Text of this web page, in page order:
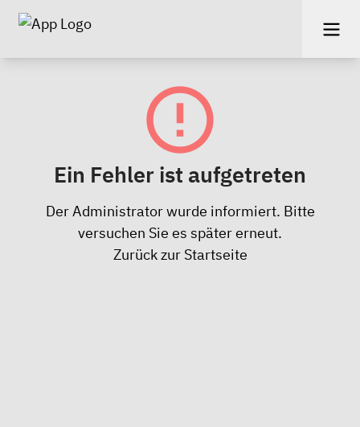
Ein Fehler ist aufgetreten
Der Administrator wurde informiert. Bitte
versuchen Sie es später erneut.
Zurück zur Startseite